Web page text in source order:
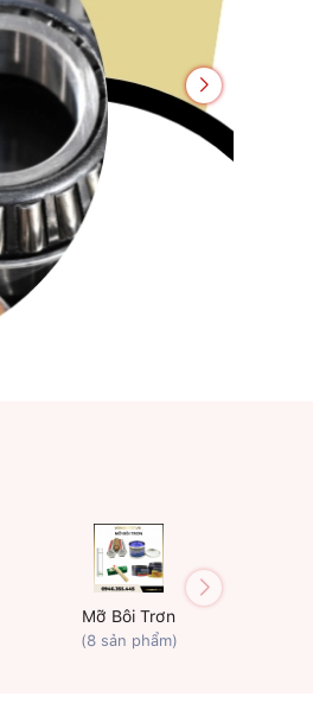
Mỡ Bôi Trơn
(8 sản phẩm)